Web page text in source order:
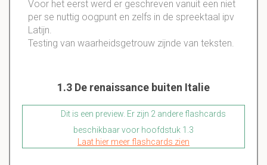
Voor het eerst werd er geschreven vanuit een niet
per se nuttig oogpunt en zelfs in de spreektaal ipv
Latijn.
Testing van waarheidsgetrouw zijnde van teksten.
1.3 De renaissance buiten Italie
Dit is een preview. Er zijn 2 andere flashcards
beschikbaar voor hoofdstuk 1.3
Laat hier meer flashcards zien